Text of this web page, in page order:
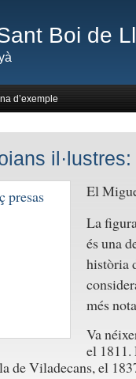
Boi de
d’exemple
El
La
és una
història
més
Va
el 1811.
de Viladecans, el